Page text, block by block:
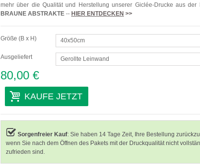
mehr über die Qualität und Herstellung unserer Giclée-Drucke aus der
BRAUNE ABSTRAKTE-- HIER ENTDECKEN >>
Größe (B x H) 40x50cm
Ausgeliefert Gerollte Leinwand
80,00 €
KAUFE JETZT
Sorgenfreier Kauf: Sie haben 14 Tage Zeit, Ihre Bestellung
wenn Sie nach dem Öffnen des Pakets mit der Druckqualität nicht
zufrieden sind.